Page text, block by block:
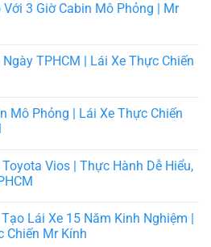
Với 3 Giờ Cabin Mô Phỏng | Mr
TPHCM | Lái Xe Thực Chiến
Mô Phỏng | Lái Xe Thực Chiến
Toyota Vios | Thực Hành Dễ Hiểu,
Lái Xe 15 Năm Kinh Nghiệm |
Chiến Mr Kính